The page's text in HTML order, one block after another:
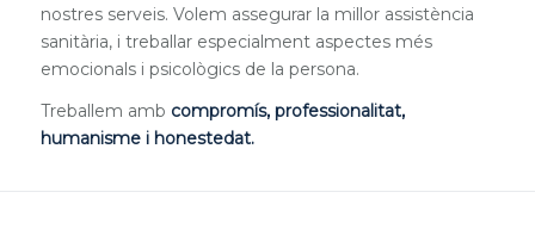
nostres serveis. Volem assegurar la millor assistència
sanitària, i treballar especialment aspectes més
emocionals i psicològics de la persona.
Treballem amb compromís, professionalitat,
humanisme i honestedat.